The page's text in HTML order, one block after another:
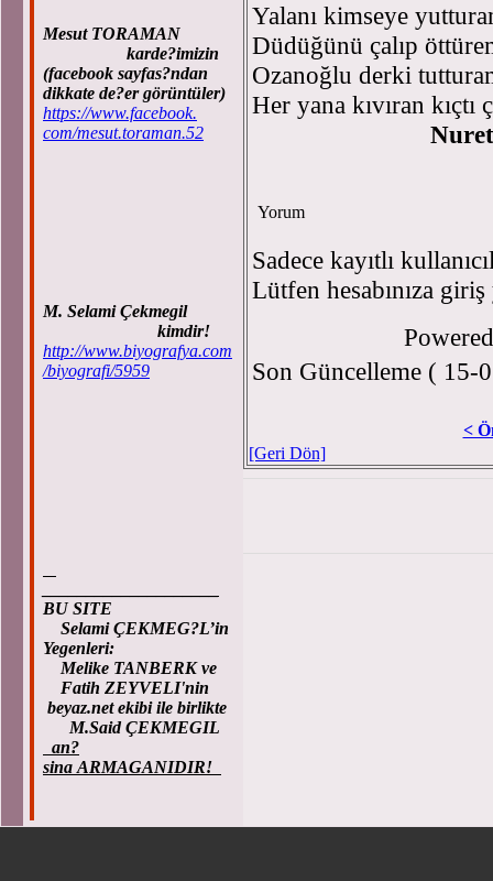
Mesut TORAMAN
karde?imizin
(facebook sayfas?ndan
dikkate de?er görüntüler)
https://www.facebook.
com/mesut.toraman.52
M. Selami Çekmegil
kimdir!
http://www.biyografya.com
/biyografi/5959
BU SITE
Selami ÇEKMEG?L’in
Yegenleri:
Melike TANBERK ve
Fatih ZEYVELI'nin
beyaz.net ekibi ile birlikte
M.Said ÇEKMEGIL
an?
sina ARMAGANIDIR!
Yalanı kimseye
Düdüğünü çalıp
Ozanoğlu derki
Her yana kıvıran kıçtı
Yorum
Sadece kayıtlı
Lütfen hesabınıza
Son Güncelleme ( 15-
<
[Geri Dön]